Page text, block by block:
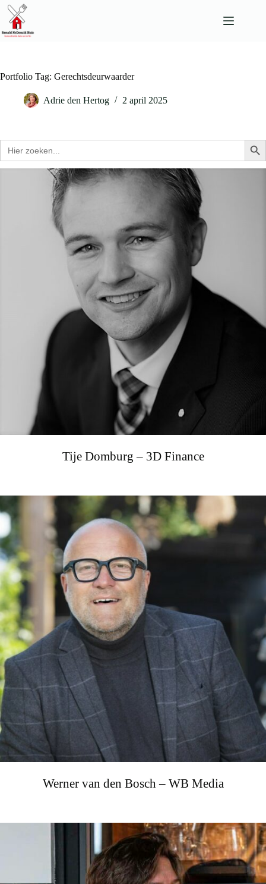
Ga
naar
inhoud
Portfolio Tag: Gerechtsdeurwaarder
Adrie den Hertog 2 april 2025
Zoek
naar:
Tije Domburg – 3D Finance
Werner van den Bosch – WB Media